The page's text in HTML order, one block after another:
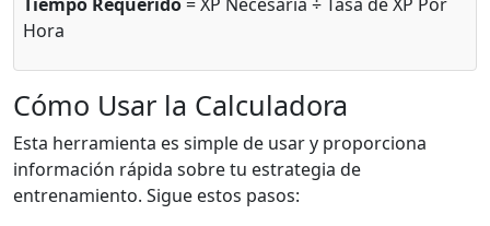
Hora
Cómo Usar la Calculadora
Esta herramienta es simple de usar y proporciona
información rápida sobre tu estrategia de
entrenamiento. Sigue estos pasos: